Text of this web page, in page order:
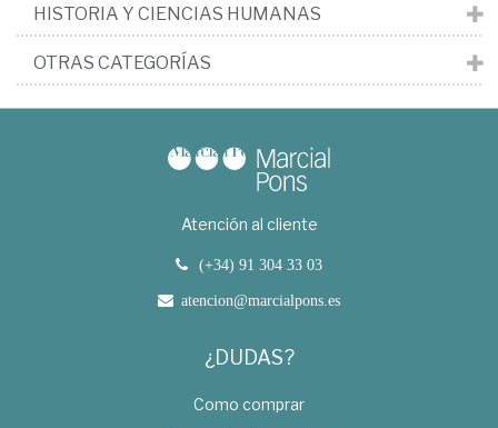
HISTORIA Y CIENCIAS HUMANAS
OTRAS CATEGORÍAS
Atención al cliente
(+34) 91 304 33 03
atencion@marcialpons.es
¿DUDAS?
Como comprar